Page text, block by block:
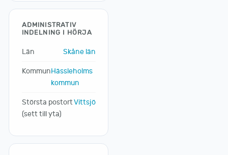
ADMINISTRATIV
INDELNING I HÖRJA
Län Skåne län
KommunHässleholms
kommun
Största postort
(sett till yta)
Vittsjö